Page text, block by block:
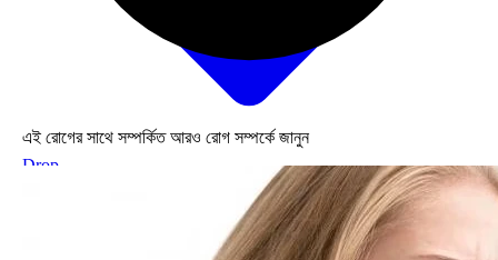
Drop
এই রোগের সাথে সম্পর্কিত আরও রোগ সম্পর্কে জানুন